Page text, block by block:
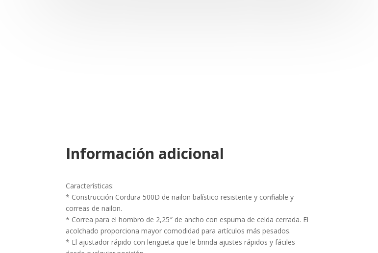
Información adicional
Características:
* Construcción Cordura 500D de nailon balístico resistente y confiable y
correas de nailon.
* Correa para el hombro de 2,25″ de ancho con espuma de celda cerrada. El
acolchado proporciona mayor comodidad para artículos más pesados.
* El ajustador rápido con lengüeta que le brinda ajustes rápidos y fáciles